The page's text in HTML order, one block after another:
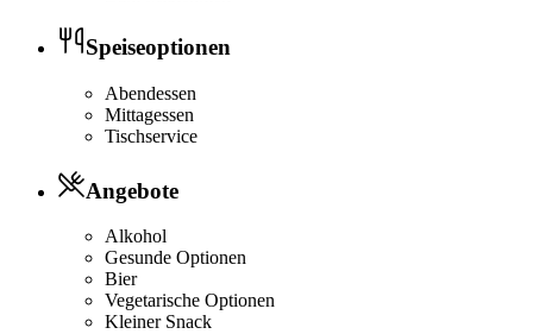
Speiseoptionen
Abendessen
Mittagessen
Tischservice
Angebote
Alkohol
Gesunde Optionen
Bier
Vegetarische Optionen
Kleiner Snack